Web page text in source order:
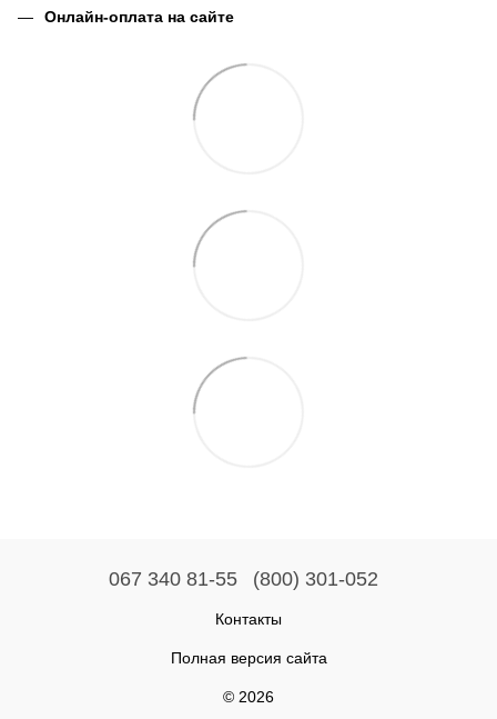
Онлайн-оплата на сайте
067 340 81-55 (800) 301-052
Контакты
Полная версия сайта
© 2026